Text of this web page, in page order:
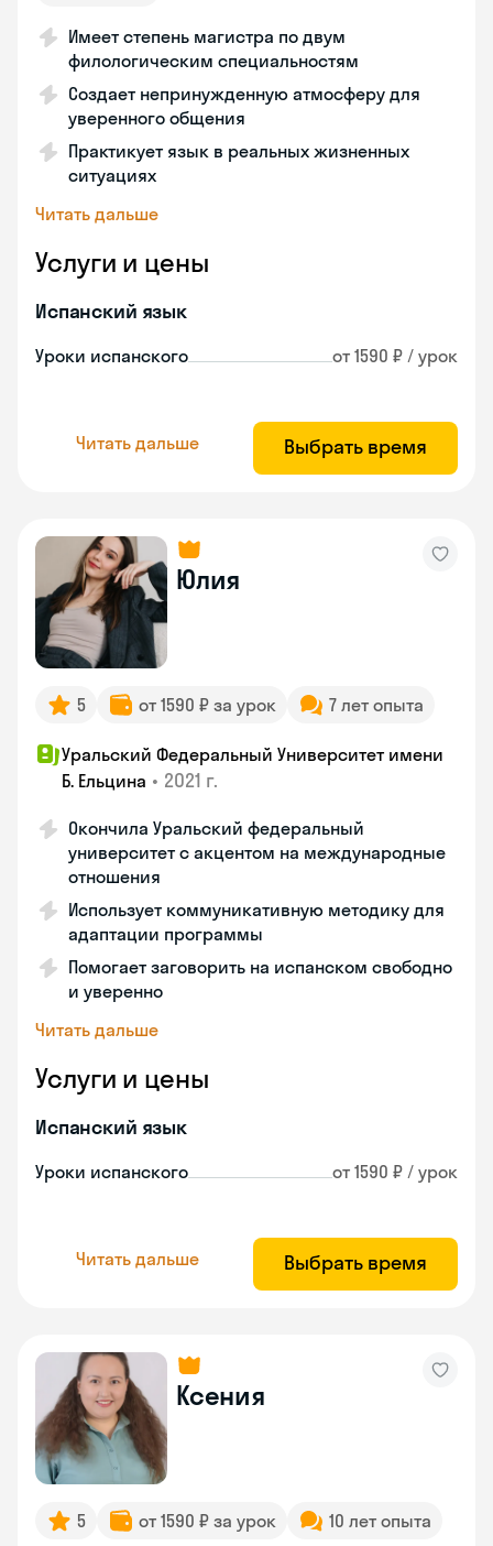
Имеет степень магистра по двум
филологическим специальностям
Создает непринужденную атмосферу для
уверенного общения
Практикует язык в реальных жизненных
ситуациях
Читать дальше
Услуги и цены
Испанский язык
Уроки испанского от 1590 ₽ / урок
Читать дальше Выбрать время
Юлия
5 от 1590 ₽ за урок 7 лет опыта
Уральский Федеральный Университет имени
Б. Ельцина • 2021 г.
Окончила Уральский федеральный
университет с акцентом на международные
отношения
Использует коммуникативную методику для
адаптации программы
Помогает заговорить на испанском свободно
и уверенно
Читать дальше
Услуги и цены
Испанский язык
Уроки испанского от 1590 ₽ / урок
Читать дальше Выбрать время
Ксения
5 от 1590 ₽ за урок 10 лет опыта